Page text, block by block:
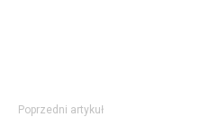
Poprzedni artykuł